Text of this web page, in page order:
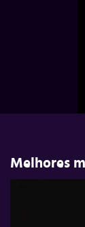
Melhores